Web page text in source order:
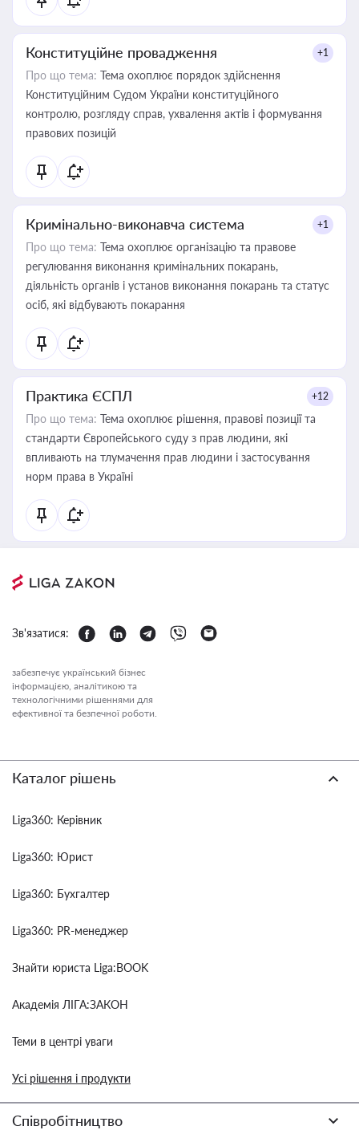
Конституційне провадження +1
Про що тема: Тема охоплює порядок здійснення
Конституційним Судом України конституційного
контролю, розгляду справ, ухвалення актів і формування
правових позицій
Кримінально-виконавча система +1
Про що тема: Тема охоплює організацію та правове
регулювання виконання кримінальних покарань,
діяльність органів і установ виконання покарань та статус
осіб, які відбувають покарання
Практика ЄСПЛ +12
Про що тема: Тема охоплює рішення, правові позиції та
стандарти Європейського суду з прав людини, які
впливають на тлумачення прав людини і застосування
норм права в Україні
Зв'язатися:
забезпечує український бізнес
інформацією, аналітикою та
технологічними рішеннями для
ефективної та безпечної роботи.
Каталог рішень
Liga360: Керівник
Liga360: Юрист
Liga360: Бухгалтер
Liga360: PR-менеджер
Знайти юриста Liga:BOOK
Академія ЛІГА:ЗАКОН
Теми в центрі уваги
Усі рішення і продукти
Співробітництво